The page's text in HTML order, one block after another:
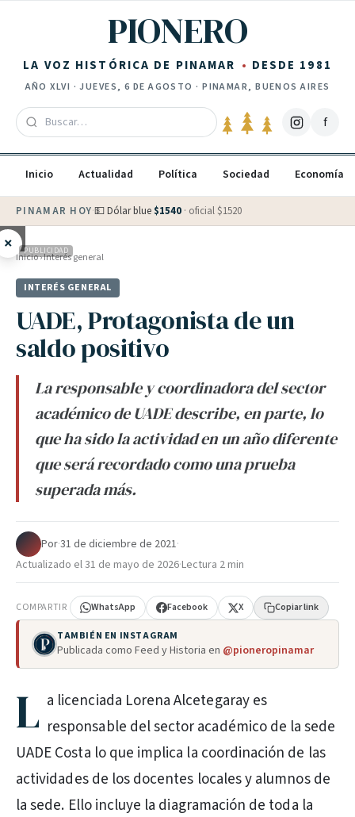
PIONERO
LA VOZ HISTÓRICA DE PINAMAR DESDE 1981
AÑOXLVI ·JUEVES, 6 DE AGOSTO · PINAMAR, BUENOS AIRES
f
Inicio Actualidad Política Sociedad Economía
PINAMAR HOY·💵 Dólar blue $1540 · oficial $1520
× PUBLICIDAD
Inicio›Interés general
INTERÉS GENERAL
UADE, Protagonista de un
saldo positivo
La responsable y coordinadora del sector
académico de UADE describe, en parte, lo
que ha sido la actividad en un año diferente
que será recordado como una prueba
superada más.
Por·31 de diciembre de 2021·
Actualizado el31 de mayo de 2026·Lectura 2 min
COMPARTIR WhatsApp Facebook X Copiar link
TAMBIÉN EN INSTAGRAM
Publicada como Feed y Historia en @pioneropinamar
L a licenciada Lorena Alcetegaray es
responsable del sector académico de la sede
UADE Costa lo que implica la coordinación de las
actividades de los docentes locales y alumnos de
la sede. Ello incluye la diagramación de toda la